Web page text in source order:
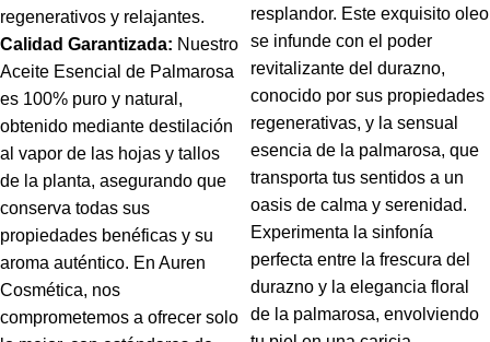
regenerativos y relajantes.
Calidad Garantizada: Nuestro
Aceite Esencial de Palmarosa
es 100% puro y natural,
obtenido mediante destilación
al vapor de las hojas y tallos
de la planta, asegurando que
conserva todas sus
propiedades benéficas y su
aroma auténtico. En Auren
Cosmética, nos
comprometemos a ofrecer solo
resplandor. Este exquisito oleo
se infunde con el poder
revitalizante del durazno,
conocido por sus propiedades
regenerativas, y la sensual
esencia de la palmarosa, que
transporta tus sentidos a un
oasis de calma y serenidad.
Experimenta la sinfonía
perfecta entre la frescura del
durazno y la elegancia floral
de la palmarosa, envolviendo